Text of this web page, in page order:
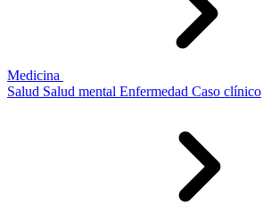
Medicina
Salud Salud mental Enfermedad Caso clínico